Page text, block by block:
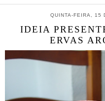
QUINTA-FEIRA, 15
IDEIA
ERVAS